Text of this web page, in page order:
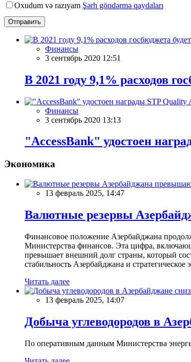
Oxudum və razıyam Şərh göndərmə qaydaları
Отправить
Финансы
3 сентябрь 2020 12:51
В 2021 году 9,1% расходов
Финансы
3 сентябрь 2020 13:13
"AccessBank" удостоен
Экономика
13 февраль 2025, 14:47
Валютные резервы
Финансовое положение Азербайджана
Министерства финансов. Эта цифра,
превышает внешний долг страны, который
стабильность Азербайджана и стратегическое
Читать далее
13 февраль 2025, 14:07
Добыча углеводородов в
По оперативным данным Министерства